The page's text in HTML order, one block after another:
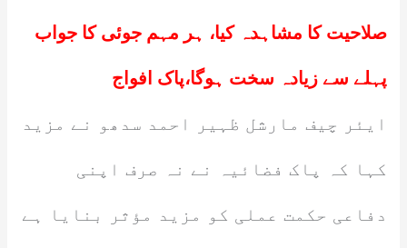
صلاحیت کا مشاہدہ کیا، ہر مہم جوئی کا جواب
پہلے سے زیادہ سخت ہوگا،پاک افواج
ایئر چیف مارشل ظہیر احمد سدھو نے مزید
کہا کہ پاک فضائیہ نے نہ صرف اپنی
دفاعی حکمت عملی کو مزید مؤثر بنایا ہے